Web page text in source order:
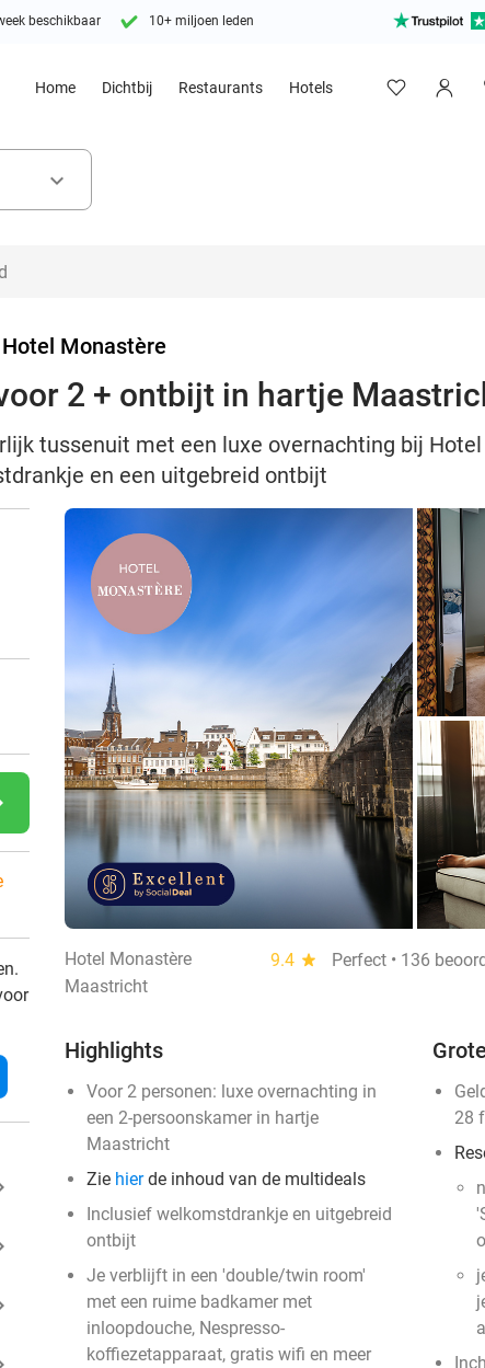
beschikbaar 10+ miljoen leden
Home Dichtbij Restaurants Hotels
keyboard_arrow_down
Hotel Monastère
2 + ontbijt in hartje
tussenuit met een luxe overnachting bij
en een uitgebreid ontbijt
Hotel Monastère 9.4 star
Perfect • 136
Maastricht
Highlights
Voor 2 personen: luxe overnachting in
een 2-persoonskamer in hartje
Maastricht
Zie hierde inhoud van de multideals
Inclusief welkomstdrankje en uitgebreid
ontbijt
Je verblijft in een 'double/twin room'
met een ruime badkamer met
inloopdouche, Nespresso-
koffiezetapparaat, gratis wifi en meer
28